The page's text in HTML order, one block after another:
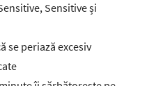
Sensitive și
se periază excesiv